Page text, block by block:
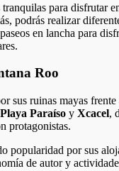
tranquilas para disfrutar
podrás realizar
en lancha para
Roo
sus ruinas mayas
Playa Paraísoy Xcacel,
protagonistas.
popularidad por sus
de autor y